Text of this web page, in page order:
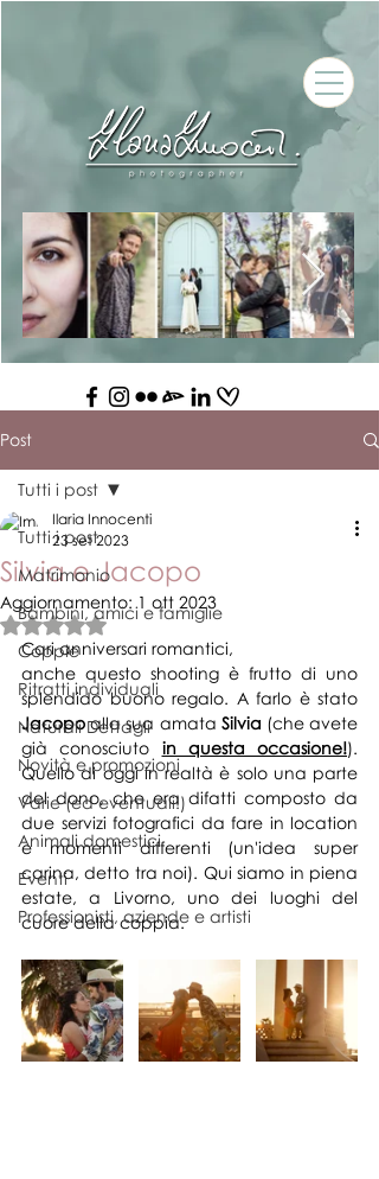
Post
Tutti i post
Matrimonio
Bambini, amici e famiglie
Coppie
Ritratti individuali
Naturali Dettagli
Novità e promozioni
Varie (ed eventuali!)
Animali domestici
Eventi
Professionisti, aziende e artisti
Tutti i post
Silvia e Jacopo
Ilaria Innocenti
23 set 2023
Aggiornamento:1 ott 2023
Valutazione NaN stelle su 5.
Cari anniversari romantici,
anche questo shooting è frutto di uno
Jacopo alla sua amata Silvia (che avete
già conosciuto in questa occasione!).
Quello di oggi in realtà è solo una parte
del dono, che era difatti composto da
due servizi fotografici da fare in location
e momenti differenti (un'idea super
carina, detto tra noi). Qui siamo in piena
estate, a Livorno, uno dei luoghi del
cuore della coppia.